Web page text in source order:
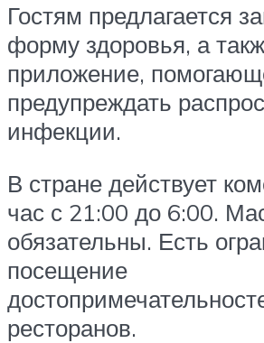
Гостям предлагается
форму здоровья, а
приложение,
предупреждать
инфекции.
В стране действует
час с 21:00 до 6:00.
обязательны. Есть
посещение
ресторанов.